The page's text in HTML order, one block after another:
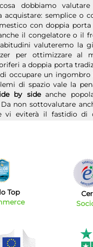
dobbiamo
acquistare: semplice o
con doppia
il congelatore o il
valuteremo la
per ottimizzare al
a doppia porta
occupare un ingombro
di spazio vale la
by sideanche
Da non sottovalutare
eviterà il fastidio di
voi ampia scelta di
pur senza rinunciare
frigoriferi: i migliori
troverete un vasto
Elecrolux, Haieri,
e di molti altri marchi
Top